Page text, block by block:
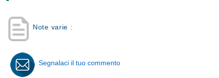
Note varie :
Segnalaci il tuo commento